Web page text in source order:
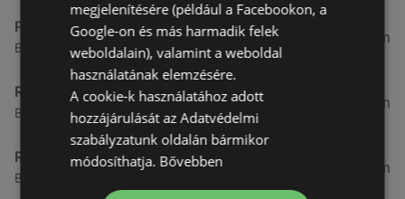
Pepco
Banfalvi u. 6-8. 8., 9400 Sopron
3,82 km
Rothenberger
Bánfalvi u. 4 / f, 9400 Sopron
3,85 km
Rothenberger
Baross út 12, 9400 Sopron
3,9 km
megjelenítésére (például a Facebookon, a
Google-on és más harmadik felek
weboldalain), valamint a weboldal
használatának elemzésére.
A cookie-k használatához adott
hozzájárulását az Adatvédelmi
szabályzatunk oldalán bármikor
módosíthatja. Bővebben